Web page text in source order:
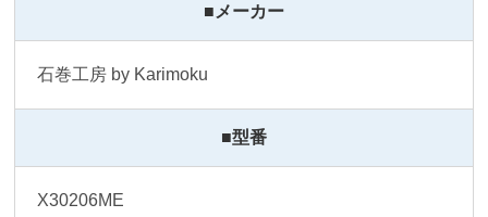
■メーカー
石巻工房 by Karimoku
■型番
X30206ME